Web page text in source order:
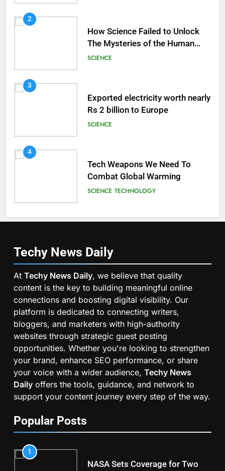
2
How Science Failed to Unlock
The Mysteries of the Human
Brain
SCIENCE
3
Exported electricity worth nearly
Rs 2 billion to Europe
SCIENCE
4
Tech Weapons We Need To
Combat Global Warming
SCIENCE TECHNOLOGY
Techy News Daily
At Techy News Daily, we believe that quality
content is the key to building meaningful online
connections and boosting digital visibility. Our
platform is dedicated to connecting writers,
bloggers, and marketers with high-authority
websites through strategic guest posting
opportunities. Whether you're looking to strengthen
your brand, enhance SEO performance, or share
your voice with a wider audience, Techy News
Daily offers the tools, guidance, and network to
support your content journey every step of the way.
Popular Posts
1
NASA Sets Coverage for Two